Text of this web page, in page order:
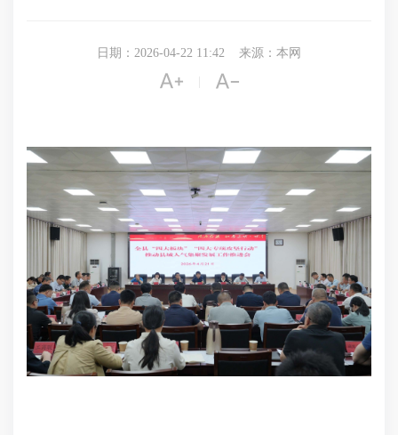
日期：2026-04-22 11:42 来源：本网
 